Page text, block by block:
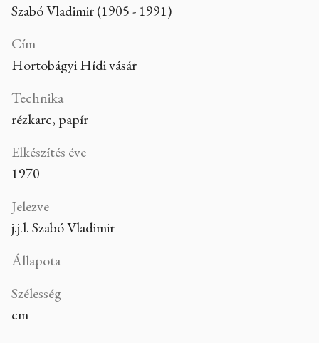
Szabó Vladimir (1905 - 1991)
Cím
Hortobágyi Hídi vásár
Technika
rézkarc, papír
Elkészítés éve
1970
Jelezve
j.j.l. Szabó Vladimir
Állapota
Szélesség
cm